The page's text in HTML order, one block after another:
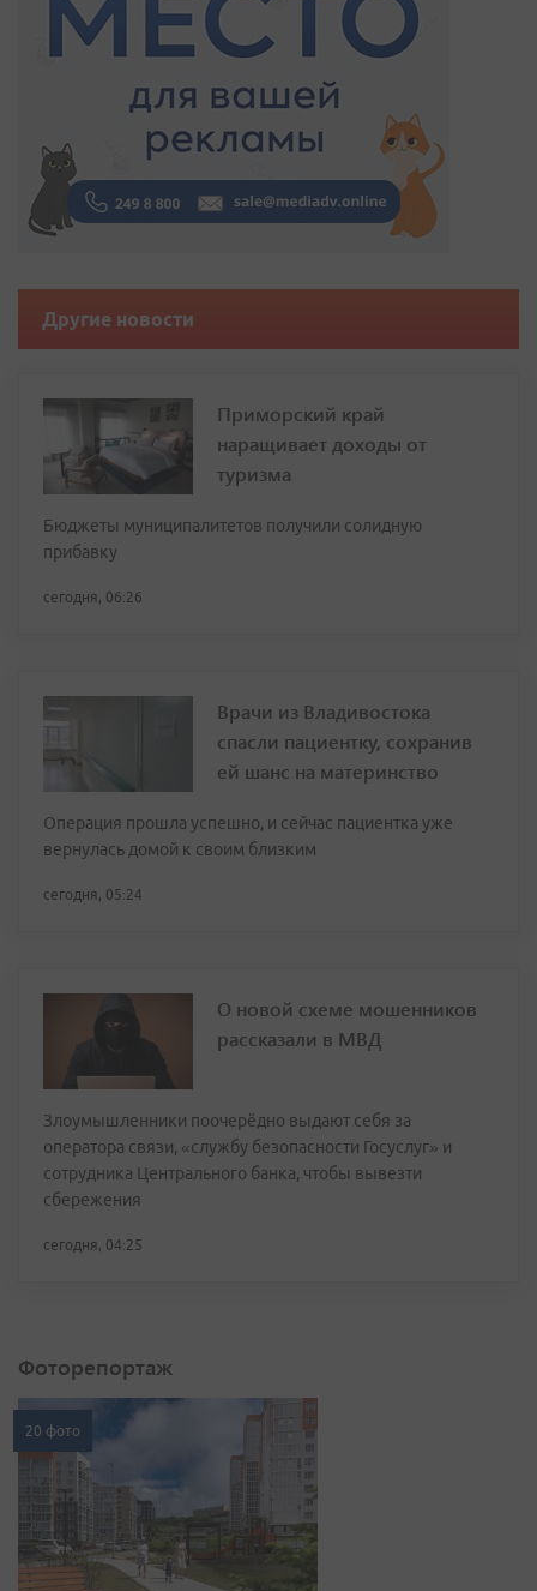
Другие новости
Приморский край
наращивает доходы от
туризма
Бюджеты муниципалитетов получили солидную
прибавку
сегодня, 06:26
Врачи из Владивостока
спасли пациентку, сохранив
ей шанс на материнство
Операция прошла успешно, и сейчас пациентка уже
вернулась домой к своим близким
сегодня, 05:24
О новой схеме мошенников
рассказали в МВД
Злоумышленники поочерёдно выдают себя за
оператора связи, «службу безопасности Госуслуг» и
сотрудника Центрального банка, чтобы вывезти
сбережения
сегодня, 04:25
Фоторепортаж
20 фото